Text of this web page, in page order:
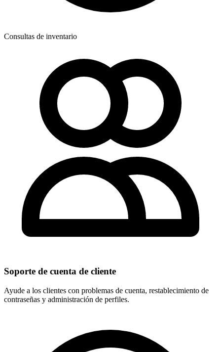
Consultas de inventario
Soporte de cuenta de cliente
Ayude a los clientes con problemas de cuenta, restablecimiento de
contraseñas y administración de perfiles.